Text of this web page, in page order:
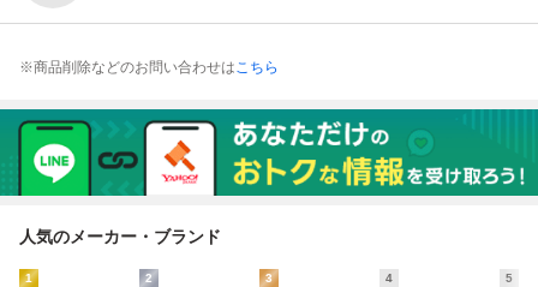
※商品削除などのお問い合わせはこちら
人気のメーカー・ブランド
1 2 3 4 5